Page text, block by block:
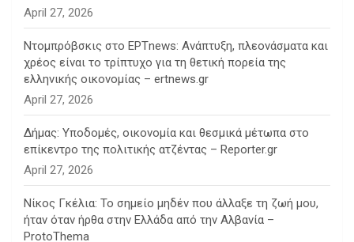
April 27, 2026
Ντομπρόβσκις στο ΕΡΤnews: Ανάπτυξη, πλεονάσματα και
χρέος είναι το τρίπτυχο για τη θετική πορεία της
ελληνικής οικονομίας – ertnews.gr
April 27, 2026
Δήμας: Υποδομές, οικονομία και θεσμικά μέτωπα στο
επίκεντρο της πολιτικής ατζέντας – Reporter.gr
April 27, 2026
Νίκος Γκέλια: Το σημείο μηδέν που άλλαξε τη ζωή μου,
ήταν όταν ήρθα στην Ελλάδα από την Αλβανία –
ProtoThema